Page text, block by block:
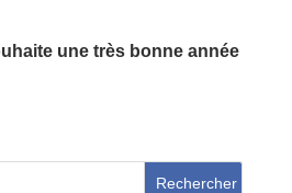
une très bonne année